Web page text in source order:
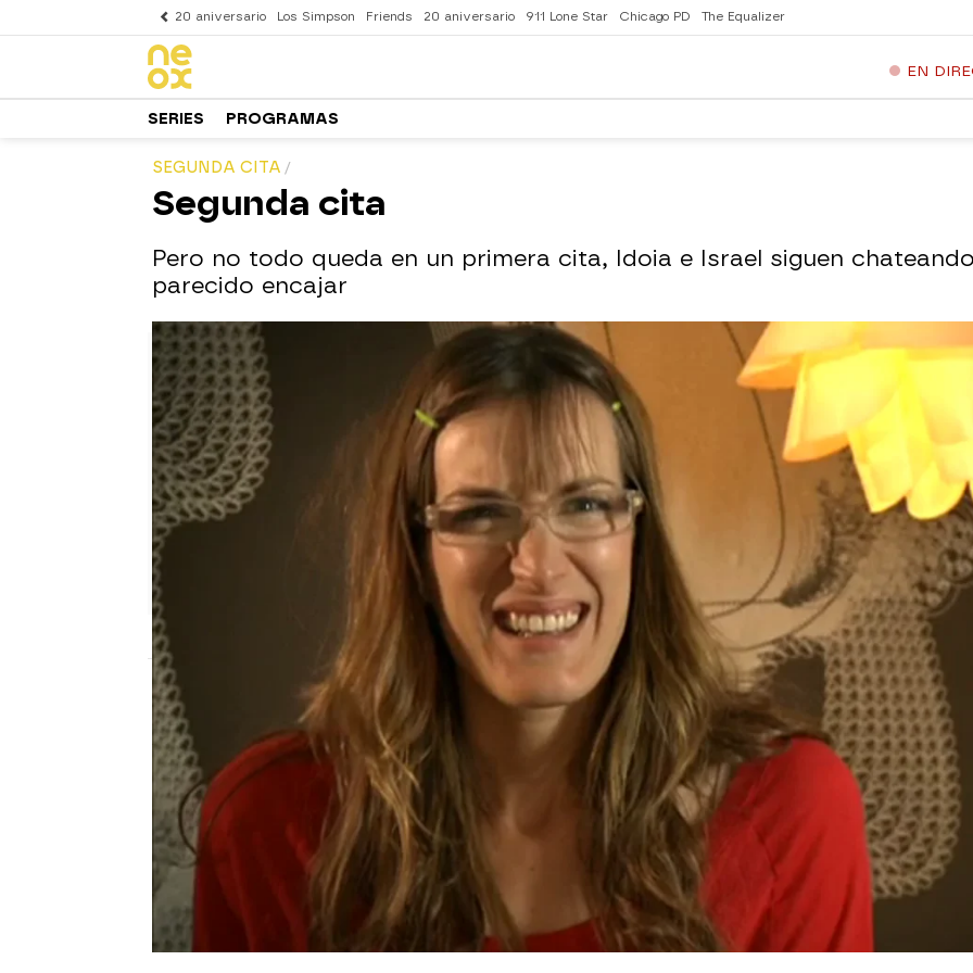
20 aniversario Los Simpson Friends 20 aniversario 911 Lone Star Chicago PD The Equalizer
EN
SERIES PROGRAMAS
SEGUNDA CITA
Segunda cita
Pero no todo queda en un primera cita, Idoia e Israel siguen
parecido encajar
neox
Publicado: 03 de diciembre de 2010, 16:27
WhatsappFacebook
X
Pero no todo queda en un primera cita, Idoia e Israel siguen
chateando a pesar de no haber parecido encajar